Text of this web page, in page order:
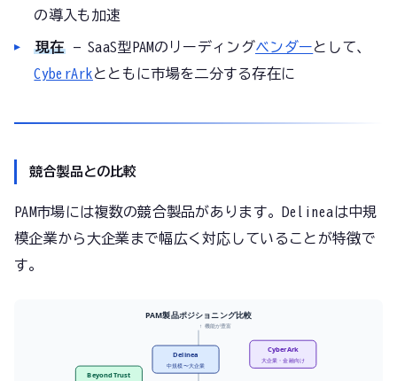
の導入も加速
現在 — SaaS型PAMのリーディングベンダーとして、
CyberArkとともに市場を二分する存在に
競合製品との比較
PAM市場には複数の競合製品があります。Delineaは中規
模企業から大企業まで幅広く対応していることが特徴で
す。
PAM製品ポジショニング比較
↑ 機能が豊富
Delinea
中規模〜大企業
CyberArk
大企業・金融向け
BeyondTrust